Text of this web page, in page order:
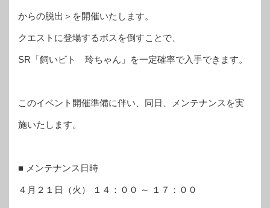
からの脱出＞を開催いたします。
クエストに登場するボスを倒すことで、
SR「飼いビト 玲ちゃん」を一定確率で入手できます。
このイベント開催準備に伴い、同日、メンテナンスを実
施いたします。
■ メンテナンス日時
４月２１日（火） １４：００ ～ １７：００